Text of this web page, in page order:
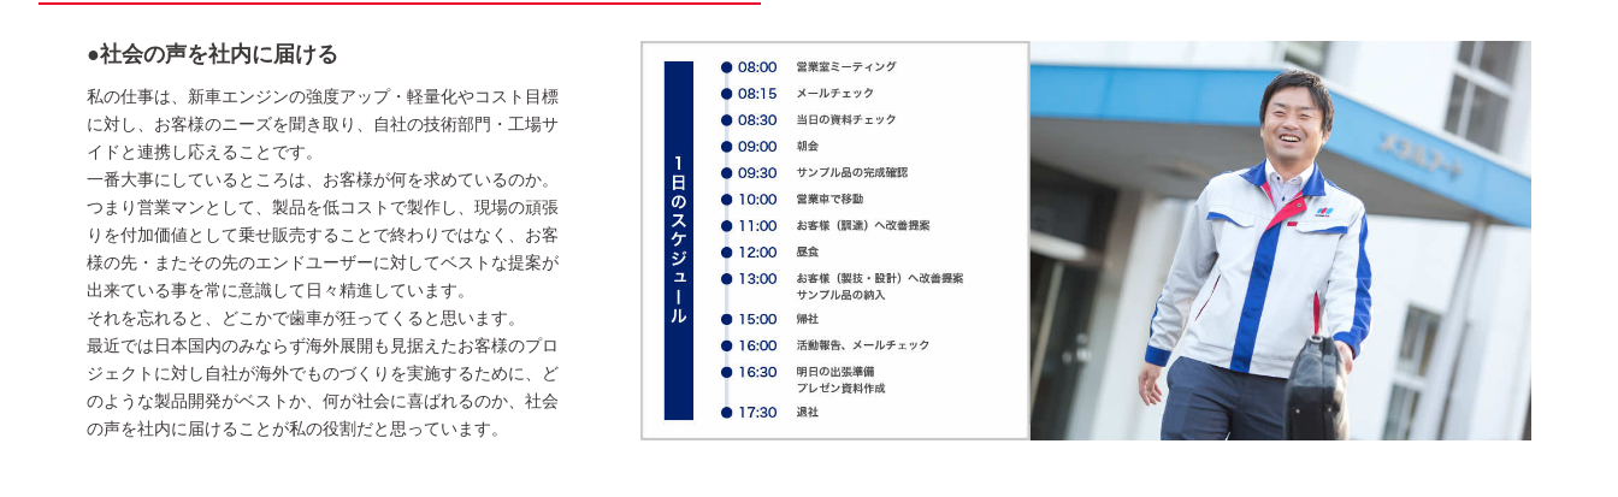
●社会の声を社内に届ける
私の仕事は、新車エンジンの強度アップ・軽量化やコスト目標
に対し、お客様のニーズを聞き取り、自社の技術部門・工場サ
イドと連携し応えることです。
一番大事にしているところは、お客様が何を求めているのか。
つまり営業マンとして、製品を低コストで製作し、現場の頑張
りを付加価値として乗せ販売することで終わりではなく、お客
様の先・またその先のエンドユーザーに対してベストな提案が
出来ている事を常に意識して日々精進しています。
それを忘れると、どこかで歯車が狂ってくると思います。
最近では日本国内のみならず海外展開も見据えたお客様のプロ
ジェクトに対し自社が海外でものづくりを実施するために、ど
のような製品開発がベストか、何が社会に喜ばれるのか、社会
の声を社内に届けることが私の役割だと思っています。